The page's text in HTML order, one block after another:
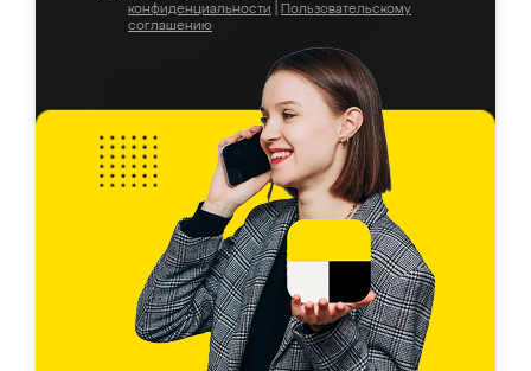
конфиденциальности
Пользовательскому
соглашению